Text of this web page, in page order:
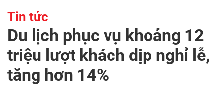
Tin tức
Du lịch phục vụ khoảng 12
triệu lượt khách dịp nghỉ lễ,
tăng hơn 14%